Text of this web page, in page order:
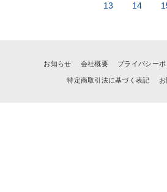
13 14
お知らせ 会社概要 プライバシーポ
特定商取引法に基づく表記